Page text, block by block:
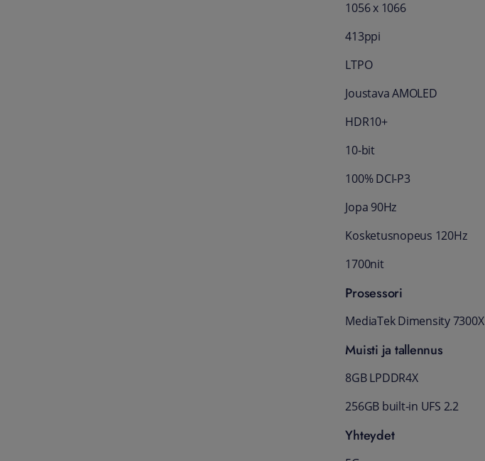
1056 x 1066
413ppi
LTPO
Joustava AMOLED
HDR10+
10-bit
100% DCI-P3
Jopa 90Hz
Kosketusnopeus 120Hz
1700nit
Prosessori
MediaTek Dimensity 7300X
Muisti ja tallennus
8GB LPDDR4X
256GB built-in UFS 2.2
Yhteydet